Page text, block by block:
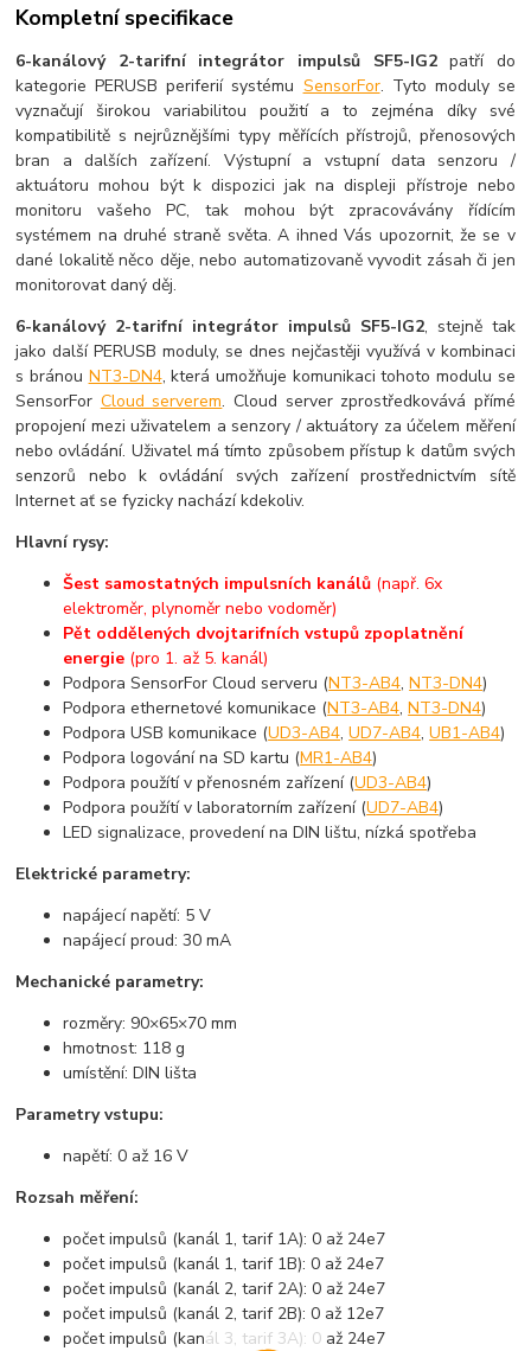
Kompletní specifikace
6-kanálový 2-tarifní integrátor impulsů SF5-IG2patří do
kategorie PERUSB periferií systému SensorFor. Tyto moduly se
vyznačují širokou variabilitou použití a to zejména díky své
kompatibilitě s nejrůznějšími typy měřících přístrojů, přenosových
bran a dalších zařízení. Výstupní a vstupní data senzoru /
aktuátoru mohou být k dispozici jak na displeji přístroje nebo
monitoru vašeho PC, tak mohou být zpracovávány řídícím
systémem na druhé straně světa. A ihned Vás upozornit, že se v
dané lokalitě něco děje, nebo automatizovaně vyvodit zásah či jen
monitorovat daný děj.
6-kanálový 2-tarifní integrátor impulsů SF5-IG2, stejně tak
jako další PERUSB moduly, se dnes nejčastěji využívá v kombinaci
s bránou NT3-DN4, která umožňuje komunikaci tohoto modulu se
SensorFor Cloud serverem. Cloud server zprostředkovává přímé
propojení mezi uživatelem a senzory / aktuátory za účelem měření
nebo ovládání. Uživatel má tímto způsobem přístup k datům svých
senzorů nebo k ovládání svých zařízení prostřednictvím sítě
Internet ať se fyzicky nachází kdekoliv.
Hlavní rysy:
Šest samostatných impulsních kanálů (např. 6x
elektroměr, plynoměr nebo vodoměr)
Pět oddělených dvojtarifních vstupů zpoplatnění
energie (pro 1. až 5. kanál)
Podpora SensorFor Cloud serveru (NT3-AB4,NT3-DN4)
Podpora ethernetové komunikace (NT3-AB4,NT3-DN4)
Podpora USB komunikace (UD3-AB4,UD7-AB4,UB1-AB4)
Podpora logování na SD kartu (MR1-AB4)
Podpora použítí v přenosném zařízení (UD3-AB4)
Podpora použítí v laboratorním zařízení (UD7-AB4)
LED signalizace, provedení na DIN lištu, nízká spotřeba
Elektrické parametry:
napájecí napětí: 5 V
napájecí proud: 30 mA
Mechanické parametry:
rozměry: 90×65×70 mm
hmotnost: 118 g
umístění: DIN lišta
Parametry vstupu:
napětí: 0 až 16 V
Rozsah měření:
počet impulsů (kanál 1, tarif 1A): 0 až 24e7
počet impulsů (kanál 1, tarif 1B): 0 až 24e7
počet impulsů (kanál 2, tarif 2A): 0 až 24e7
počet impulsů (kanál 2, tarif 2B): 0 až 12e7
počet impulsů (kanál 3, tarif 3A): 0 až 24e7